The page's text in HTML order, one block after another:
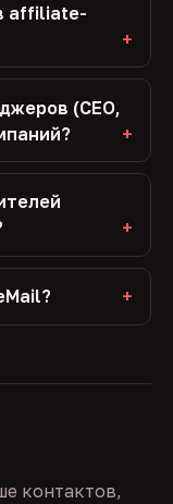
affiliate-
(CEO,
контактов,